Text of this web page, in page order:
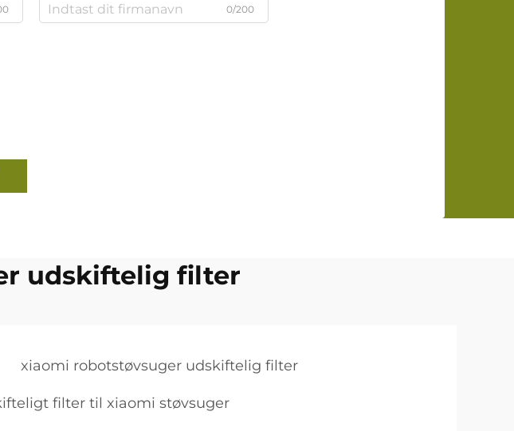
0/200
udskiftelig filter
xiaomi robotstøvsuger udskiftelig filter
filter til xiaomi støvsuger